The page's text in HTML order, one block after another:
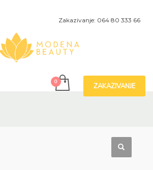
Zakazivanje: 064 80 333 66
ZAKAZIVANJE